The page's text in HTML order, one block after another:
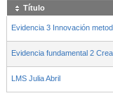
Título
Evidencia 3 Innovación
Evidencia fundamental 2
LMS Julia Abril